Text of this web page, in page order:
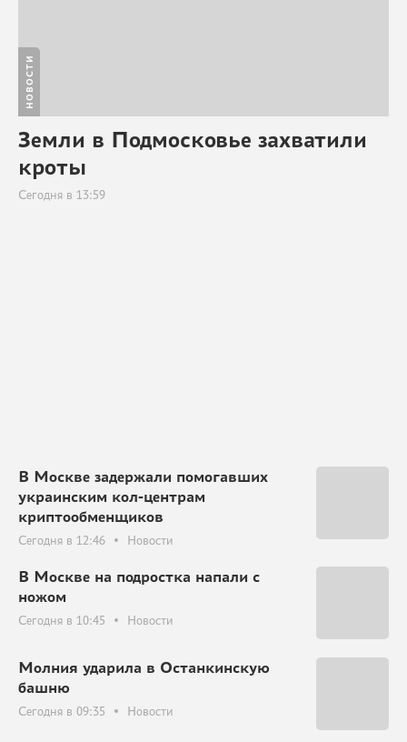
НОВОСТИ
Земли в Подмосковье захватили
кроты
Сегодня в 13:59
В Москве задержали помогавших
украинским кол-центрам
криптообменщиков
Сегодня в 12:46 Новости
В Москве на подростка напали с
ножом
Сегодня в 10:45 Новости
Молния ударила в Останкинскую
башню
Сегодня в 09:35 Новости